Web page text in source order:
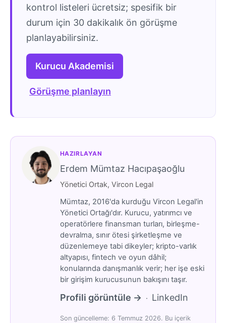
kontrol listeleri ücretsiz; spesifik bir
durum için 30 dakikalık ön görüşme
planlayabilirsiniz.
Kurucu Akademisi
Görüşme planlayın
HAZIRLAYAN
Erdem Mümtaz Hacıpaşaoğlu
Yönetici Ortak, Vircon Legal
Mümtaz, 2016'da kurduğu Vircon Legal'in
Yönetici Ortağı'dır. Kurucu, yatırımcı ve
operatörlere finansman turları, birleşme-
devralma, sınır ötesi şirketleşme ve
düzenlemeye tabi dikeyler; kripto-varlık
altyapısı, fintech ve oyun dâhil;
konularında danışmanlık verir; her işe eski
bir girişim kurucusunun bakışını taşır.
Profili görüntüle → · LinkedIn
Son güncelleme: 6 Temmuz 2026. Bu içerik